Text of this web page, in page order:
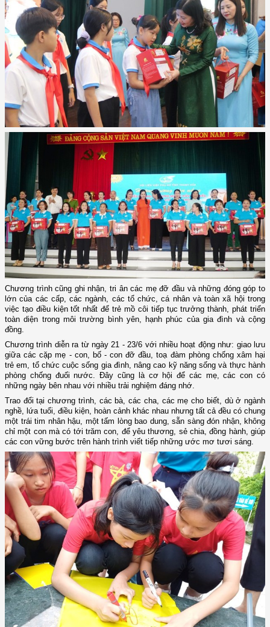
Chương trình cũng ghi nhận, tri ân các mẹ đỡ đầu và những đóng góp to
lớn của các cấp, các ngành, các tổ chức, cá nhân và toàn xã hội trong
việc tạo điều kiện tốt nhất để trẻ mồ côi tiếp tục trưởng thành, phát triển
toàn diện trong môi trường bình yên, hạnh phúc của gia đình và cộng
đồng.
Chương trình diễn ra từ ngày 21 - 23/6 với nhiều hoạt động như: giao lưu
giữa các cặp mẹ - con, bố - con đỡ đầu, toạ đàm phòng chống xâm hại
trẻ em, tổ chức cuộc sống gia đình, nâng cao kỹ năng sống và thực hành
phòng chống đuối nước. Đây cũng là cơ hội để các mẹ, các con có
những ngày bên nhau với nhiều trải nghiệm đáng nhớ.
Trao đổi tại chương trình, các bà, các cha, các mẹ cho biết, dù ở ngành
nghề, lứa tuổi, điều kiện, hoàn cảnh khác nhau nhưng tất cả đều có chung
một trái tim nhân hậu, một tấm lòng bao dung, sẵn sàng đón nhận, không
chỉ một con mà có tới trăm con, để yêu thương, sẻ chia, đồng hành, giúp
các con vững bước trên hành trình viết tiếp những ước mơ tươi sáng.